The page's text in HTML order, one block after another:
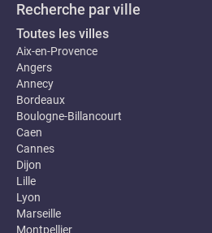
Recherche par ville
Toutes les villes
Aix-en-Provence
Angers
Annecy
Bordeaux
Boulogne-Billancourt
Caen
Cannes
Dijon
Lille
Lyon
Marseille
Montpellier